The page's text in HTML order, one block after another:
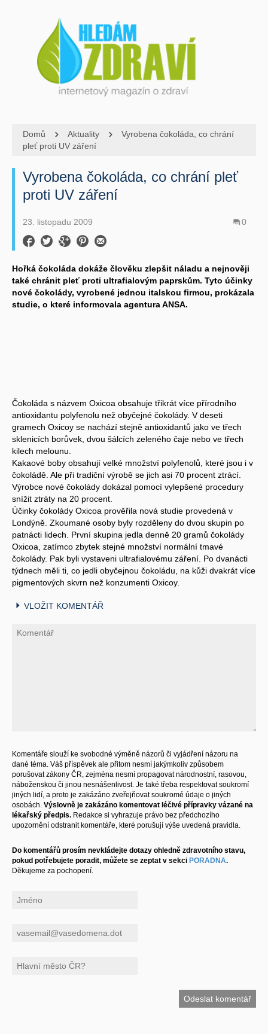
Domů Aktuality
Vyrobena čokoláda, co chrání
pleť proti UV záření
Vyrobena čokoláda, co chrání pleť
proti UV záření
23. listopadu 2009 0
Hořká čokoláda dokáže člověku zlepšit náladu a nejnověji
také chránit pleť proti ultrafialovým paprskům. Tyto účinky
nové čokolády, vyrobené jednou italskou firmou, prokázala
studie, o které informovala agentura ANSA.
Čokoláda s názvem Oxicoa obsahuje třikrát více přírodního
antioxidantu polyfenolu než obyčejné čokolády. V deseti
gramech Oxicoy se nachází stejně antioxidantů jako ve třech
sklenicích borůvek, dvou šálcích zeleného čaje nebo ve třech
kilech melounu.
Kakaové boby obsahují velké množství polyfenolů, které jsou i v
čokoládě. Ale při tradiční výrobě se jich asi 70 procent ztrácí.
Výrobce nové čokolády dokázal pomocí vylepšené procedury
snížit ztráty na 20 procent.
Účinky čokolády Oxicoa prověřila nová studie provedená v
Londýně. Zkoumané osoby byly rozděleny do dvou skupin po
patnácti lidech. První skupina jedla denně 20 gramů čokolády
Oxicoa, zatímco zbytek stejné množství normální tmavé
čokolády. Pak byli vystaveni ultrafialovému záření. Po dvanácti
týdnech měli ti, co jedli obyčejnou čokoládu, na kůži dvakrát více
pigmentových skvrn než konzumenti Oxicoy.
VLOŽIT KOMENTÁŘ
Komentáře slouží ke svobodné výměně názorů či vyjádření názoru na
dané téma. Váš příspěvek ale přitom nesmí jakýmkoliv způsobem
porušovat zákony ČR, zejména nesmí propagovat národnostní, rasovou,
náboženskou či jinou nesnášenlivost. Je také třeba respektovat soukromí
jiných lidí, a proto je zakázáno zveřejňovat soukromé údaje o jiných
osobách. Výslovně je zakázáno komentovat léčivé přípravky vázané na
lékařský předpis. Redakce si vyhrazuje právo bez předchozího
upozornění odstranit komentáře, které porušují výše uvedená pravidla.
Do komentářů prosím nevkládejte dotazy ohledně zdravotního stavu,
pokud potřebujete poradit, můžete se zeptat v sekci PORADNA.
Děkujeme za pochopení.